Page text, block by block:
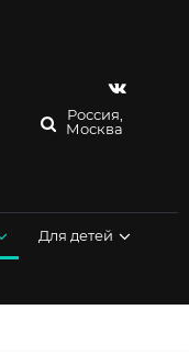
Россия,
Москва
Для детей